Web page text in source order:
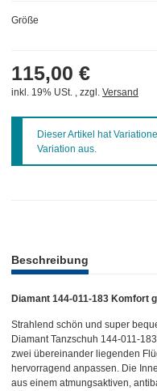
Größe
115,00 €
inkl. 19% USt. , zzgl. Versand
xDieser Artikel hat
Variation aus.
Beschreibung
Diamant 144-011-183 Komfort
Strahlend schön und super
Diamant Tanzschuh 144-011-
zwei übereinander liegenden
hervorragend anpassen. Die
aus einem atmungsaktiven,